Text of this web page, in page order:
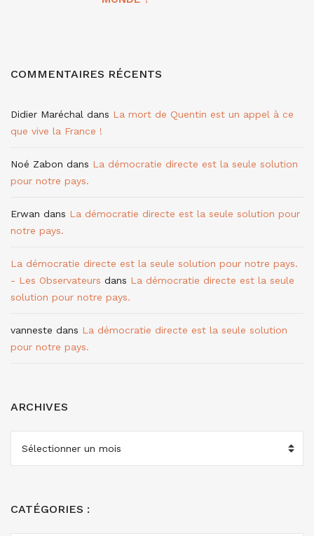
COMMENTAIRES RÉCENTS
Didier Maréchal dans La mort de Quentin est un appel à ce
que vive la France !
Noé Zabon dans La démocratie directe est la seule solution
pour notre pays.
Erwan dans La démocratie directe est la seule solution pour
notre pays.
La démocratie directe est la seule solution pour notre pays.
- Les Observateurs dans La démocratie directe est la seule
solution pour notre pays.
vanneste dans La démocratie directe est la seule solution
pour notre pays.
ARCHIVES
CATÉGORIES :